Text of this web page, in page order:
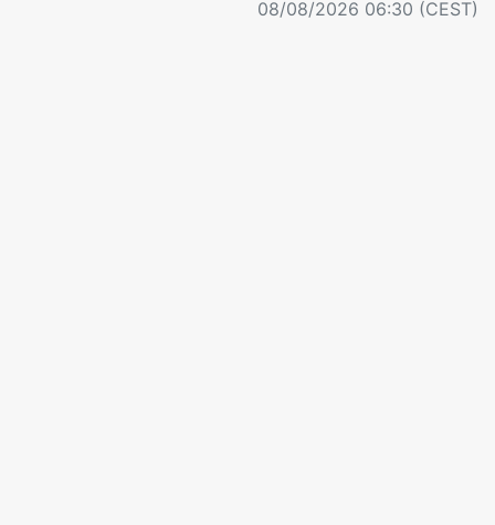
08/08/2026 06:30 (CEST)